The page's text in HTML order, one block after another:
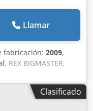
Llamar
fabricación: 2009,
, REX BIGMASTER,
2 unidades de
U-O-L-R-O-U Avance
Clasificado